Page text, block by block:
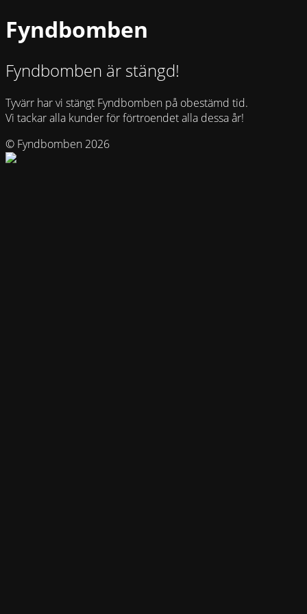
Fyndbomben
Fyndbomben är stängd!
Tyvärr har vi stängt Fyndbomben på obestämd tid.
Vi tackar alla kunder för förtroendet alla dessa år!
© Fyndbomben 2026